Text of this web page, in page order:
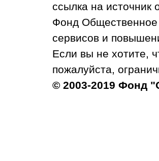
ссылка на источник
Фонд
сервисов и
Если вы не хотите,
пожалуйста,
© 2003-2019 Фонд